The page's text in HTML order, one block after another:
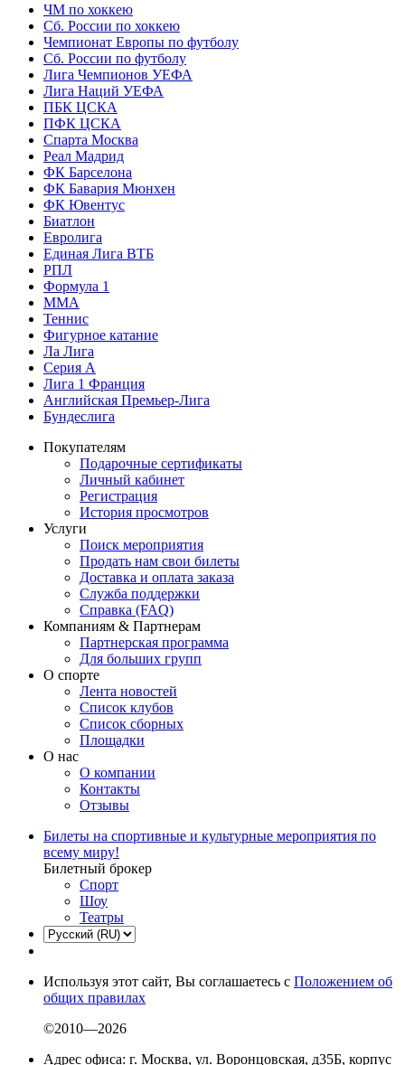
ЧМ по хоккею
Сб. России по хоккею
Чемпионат Европы по футболу
Сб. России по футболу
Лига Чемпионов УЕФА
Лига Наций УЕФА
ПБК ЦСКА
ПФК ЦСКА
Спарта Москва
Реал Мадрид
ФК Барселона
ФК Бавария Мюнхен
ФК Ювентус
Биатлон
Евролига
Единая Лига ВТБ
РПЛ
Формула 1
MMA
Теннис
Фигурное катание
Ла Лига
Серия А
Лига 1 Франция
Английская Премьер-Лига
Бундеслига
Покупателям
Подарочные сертификаты
Личный кабинет
Регистрация
История просмотров
Услуги
Поиск мероприятия
Продать нам свои билеты
Доставка и оплата заказа
Служба поддержки
Справка (FAQ)
Компаниям & Партнерам
Партнерская программа
Для больших групп
О спорте
Лента новостей
Список клубов
Список сборных
Площадки
О нас
О компании
Контакты
Отзывы
Билеты на спортивные и культурные мероприятия по
всему миру!
Билетный брокер
Спорт
Шоу
Театры
Используя этот сайт, Вы соглашаетесь с Положением об
общих правилах
©2010—2026
Адрес офиса: г. Москва, ул. Воронцовская, д35Б, корпус